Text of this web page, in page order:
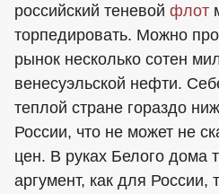
российский теневой флот
торпедировать. Можно
рынок несколько сотен
венесуэльской нефти.
теплой стране гораздо
России, что не может не
цен. В руках Белого дома
аргумент, как для России,